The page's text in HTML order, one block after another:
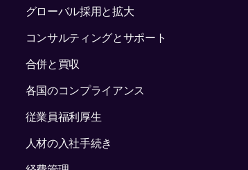
グローバル採用と拡大
コンサルティングとサポート
合併と買収
各国のコンプライアンス
従業員福利厚生
人材の入社手続き